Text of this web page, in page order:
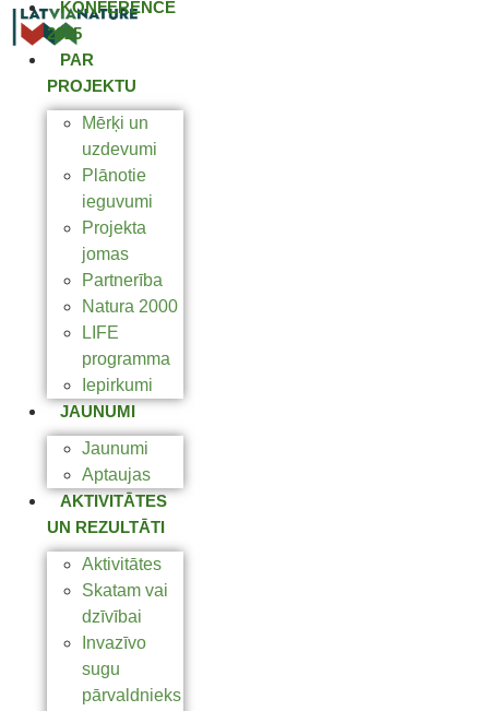
KONFERENCE
2025
PAR
PROJEKTU
Mērķi un
uzdevumi
Plānotie
ieguvumi
Projekta
jomas
Partnerība
Natura 2000
LIFE
programma
Iepirkumi
JAUNUMI
Jaunumi
Aptaujas
AKTIVITĀTES
UN REZULTĀTI
Aktivitātes
Skatam vai
dzīvībai
Invazīvo
sugu
pārvaldnieks